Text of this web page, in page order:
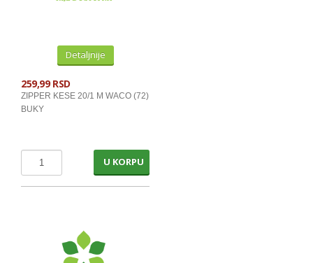
Detaljnije
259,99 RSD
ZIPPER KESE 20/1 M WACO (72)
BUKY
U KORPU